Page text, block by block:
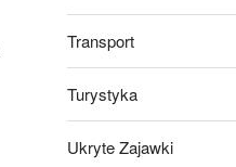
Transport
Turystyka
Ukryte Zajawki